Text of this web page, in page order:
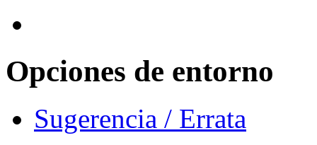
Opciones de entorno
Sugerencia / Errata